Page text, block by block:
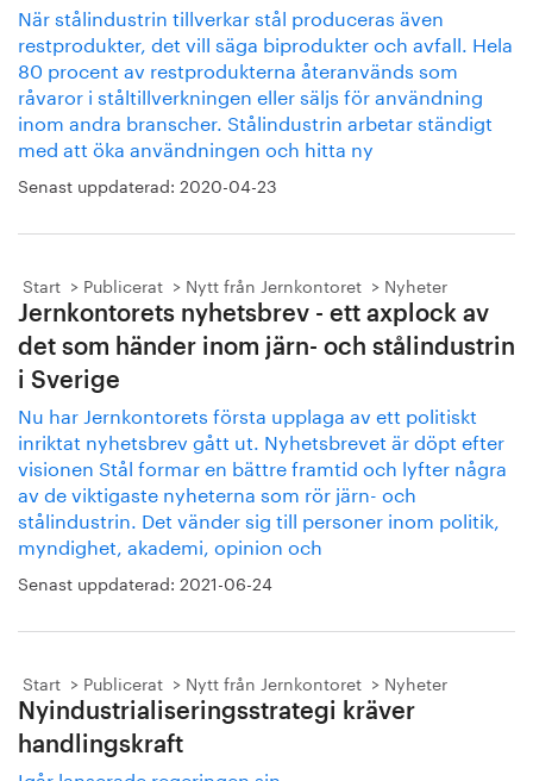
När stålindustrin tillverkar stål produceras även
restprodukter, det vill säga biprodukter och avfall. Hela
80 procent av restprodukterna återanvänds som
råvaror i ståltillverkningen eller säljs för användning
inom andra branscher. Stålindustrin arbetar ständigt
med att öka användningen och hitta ny
Senast uppdaterad: 2020-04-23
Start Publicerat Nytt från Jernkontoret Nyheter
Jernkontorets nyhetsbrev - ett axplock av
det som händer inom järn- och stålindustrin
i Sverige
Nu har Jernkontorets första upplaga av ett politiskt
inriktat nyhetsbrev gått ut. Nyhetsbrevet är döpt efter
visionen Stål formar en bättre framtid och lyfter några
av de viktigaste nyheterna som rör järn- och
stålindustrin. Det vänder sig till personer inom politik,
myndighet, akademi, opinion och
Senast uppdaterad: 2021-06-24
Start Publicerat Nytt från Jernkontoret Nyheter
Nyindustrialiseringsstrategi kräver
handlingskraft